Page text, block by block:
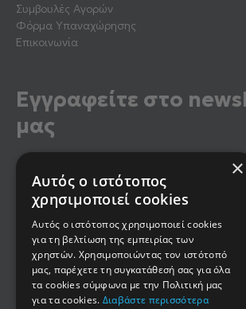
Συμβουλές Αγορών
Φόρμα Υπαναχώρησης
Επικοινωνία
Εγγραφείτε στο
μας
Κάντε εγγραφή στο newsletter μας για
τα τελευταία νέα, καθώς και
μας.
optin2Έχω διαβάσει και αποδέχομαι την
του newsletter
×
Αυτός ο ιστότοπος
χρησιμοποιεί cookies
Αυτός ο ιστότοπος χρησιμοποιεί cookies
για τη βελτίωση της εμπειρίας των
χρηστών. Χρησιμοποιώντας τον ιστότοπό
μας, παρέχετε τη συγκατάθεσή σας για όλα
τα cookies σύμφωνα με την Πολιτική μας
για τα cookies. Διαβάστε περισσότερα